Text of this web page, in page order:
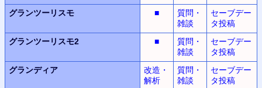
グランツーリスモ
■
質問・
雑談
セーブデー
タ投稿
グランツーリスモ2
■
質問・
雑談
セーブデー
タ投稿
グランディア
改造・
解析
質問・
雑談
セーブデー
タ投稿